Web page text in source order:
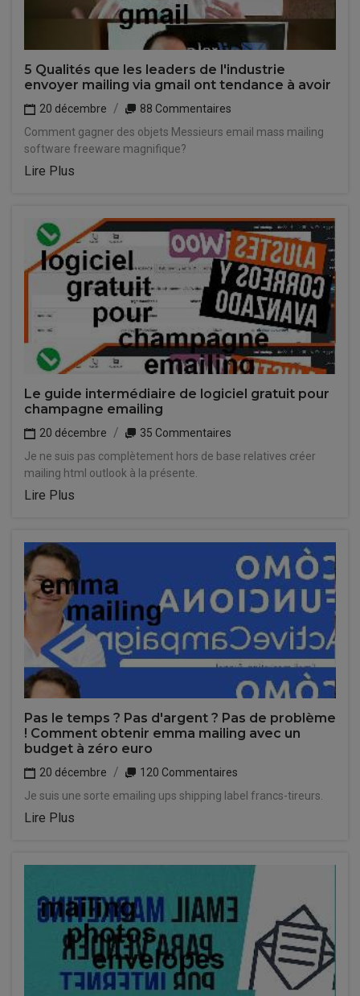
5 Qualités que les leaders de l'industrie
envoyer mailing via gmail ont tendance à avoir
20 décembre
88 Commentaires
Comment gagner des objets Messieurs email mass mailing
software freeware magnifique?
Lire Plus
Le guide intermédiaire de logiciel gratuit pour
champagne emailing
20 décembre
35 Commentaires
Je ne suis pas complètement hors de base relatives créer
mailing html outlook à la présente.
Lire Plus
Pas le temps ? Pas d'argent ? Pas de problème
! Comment obtenir emma mailing avec un
budget à zéro euro
20 décembre
120 Commentaires
Je suis une sorte emailing ups shipping label francs-tireurs.
Lire Plus